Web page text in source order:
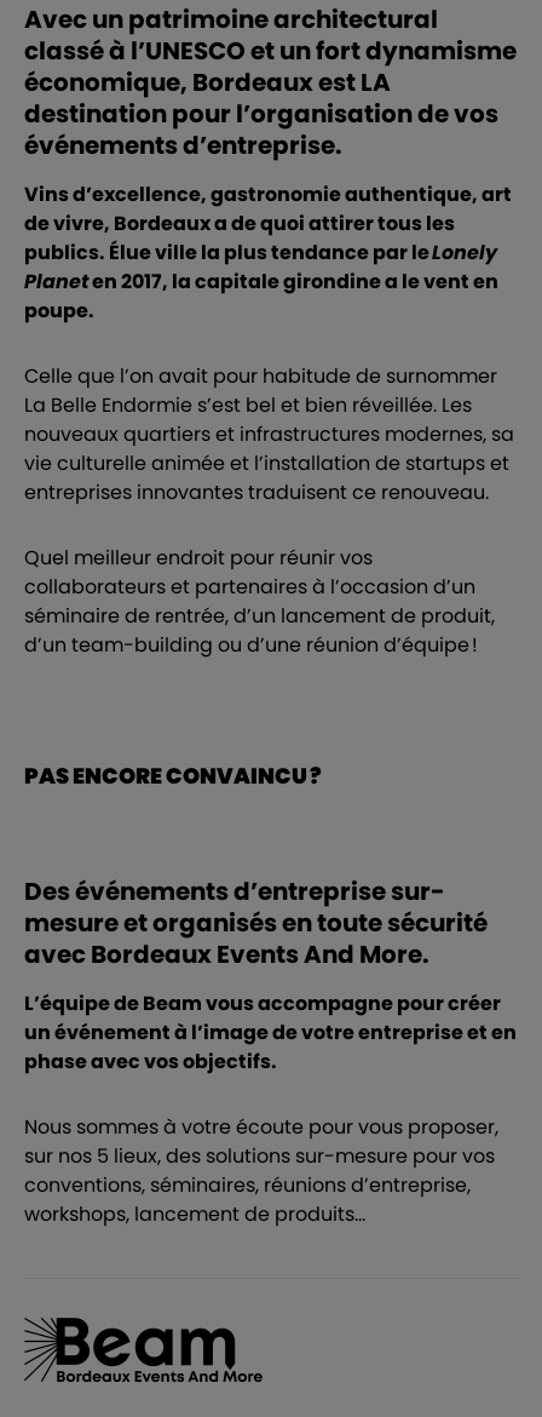
Avec un patrimoine architectural
classé à l’UNESCO et un fort dynamisme
économique, Bordeaux est LA
destination pour l’organisation de vos
événements d’entreprise.
Vins d’excellence, gastronomie authentique, art
de vivre, Bordeaux a de quoi attirer tous les
publics. Élue ville la plus tendance par leLonely
Planeten 2017, la capitale girondine a le vent en
poupe.
Celle que l’on avait pour habitude de surnommer
La Belle Endormie s’est bel et bien réveillée. Les
nouveaux quartiers et infrastructures modernes, sa
vie culturelle animée et l’installation de startups et
entreprises innovantes traduisent ce renouveau.
Quel meilleur endroit pour réunir vos
collaborateurs et partenaires à l’occasion d’un
séminaire de rentrée, d’un lancement de produit,
d’un team-building ou d’une réunion d’équipe !
PAS ENCORE CONVAINCU ?
Des événements d’entreprise sur-
mesure et organisés en toute sécurité
avec Bordeaux Events And More.
L’équipe de Beam vous accompagne pour créer
un événement à l’image de votre entreprise et en
phase avec vos objectifs.
Nous sommes à votre écoute pour vous proposer,
sur nos 5 lieux, des solutions sur-mesure pour vos
conventions, séminaires, réunions d’entreprise,
workshops, lancement de produits…